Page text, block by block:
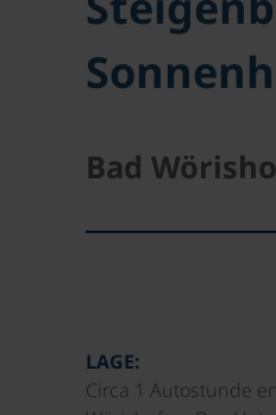
Bad
LAGE:
Circa 1 Autostunde